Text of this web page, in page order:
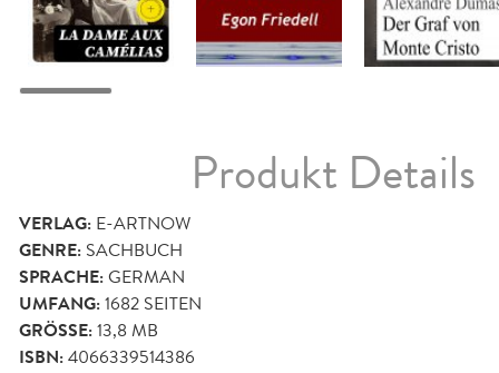
Produkt Details
VERLAG: E-ARTNOW
GENRE: SACHBUCH
SPRACHE:GERMAN
UMFANG:1682 SEITEN
GRÖSSE: 13,8 MB
ISBN:4066339514386